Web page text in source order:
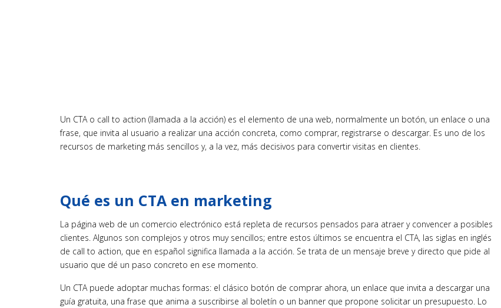
Un CTA o call to action (llamada a la acción) es el elemento de una web, normalmente un botón, un enlace o una
frase, que invita al usuario a realizar una acción concreta, como comprar, registrarse o descargar. Es uno de los
recursos de marketing más sencillos y, a la vez, más decisivos para convertir visitas en clientes.
Qué es un CTA en marketing
La página web de un comercio electrónico está repleta de recursos pensados para atraer y convencer a posibles
clientes. Algunos son complejos y otros muy sencillos; entre estos últimos se encuentra el CTA, las siglas en inglés
de call to action, que en español significa llamada a la acción. Se trata de un mensaje breve y directo que pide al
usuario que dé un paso concreto en ese momento.
Un CTA puede adoptar muchas formas: el clásico botón de comprar ahora, un enlace que invita a descargar una
guía gratuita, una frase que anima a suscribirse al boletín o un banner que propone solicitar un presupuesto. Lo